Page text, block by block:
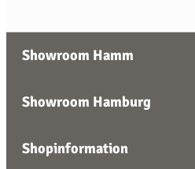
Showroom Hamm
Showroom Hamburg
Shopinformation